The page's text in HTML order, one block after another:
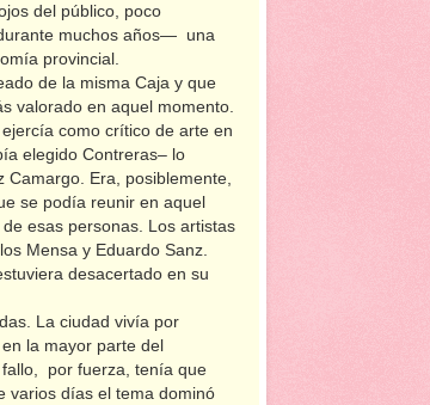
del público, poco
muchos años— una
provincial.
de la misma Caja y que
valorado en aquel momento.
como crítico de arte en
elegido Contreras– lo
Camargo. Era, posiblemente,
se podía reunir en aquel
esas personas. Los artistas
Mensa y Eduardo Sanz.
desacertado en su
La ciudad vivía por
la mayor parte del
fallo, por fuerza, tenía que
varios días el tema dominó